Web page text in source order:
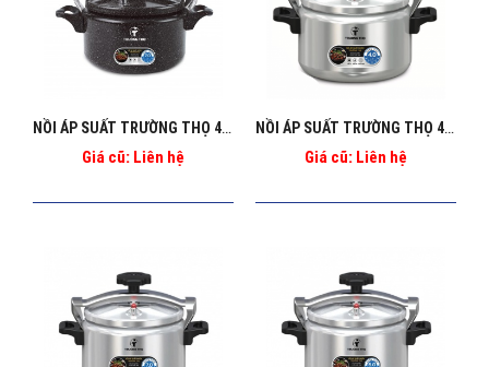
NỒI ÁP SUẤT TRƯỜNG THỌ 4L BA_127
Giá cũ: Liên hệ
NỒI ÁP SUẤT TRƯỜNG THỌ 4L BA_124
Giá cũ: Liên hệ